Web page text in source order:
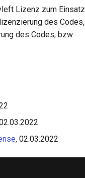
Lizenz zum Einsatz
des Codes,
des Codes, bzw.
, 02.03.2022